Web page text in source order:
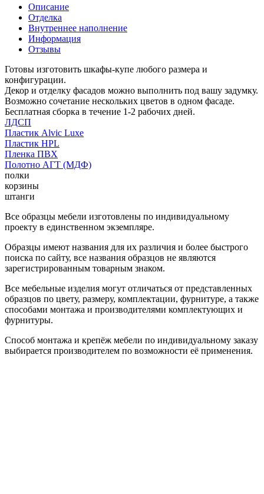
Описание
Отделка
Внутреннее наполнение
Информация
Отзывы
Готовы изготовить шкафы-купе любого размера и
конфигурации.
Декор и отделку фасадов можно выполнить под вашу задумку.
Возможно сочетание нескольких цветов в одном фасаде.
Бесплатная сборка в течение 1-2 рабочих дней.
ЛДСП
Пластик Alvic Luxe
Пластик HPL
Пленка ПВХ
Полотно АГТ (МДФ)
полки
корзины
штанги
Все образцы мебели изготовлены по индивидуальному
проекту в единственном экземпляре.
Образцы имеют названия для их различия и более быстрого
поиска по сайту, все названия образцов не являются
зарегистрированным товарным знаком.
Все мебельные изделия могут отличаться от представленных
образцов по цвету, размеру, комплектации, фурнитуре, а также
способами монтажа и производителями комплектующих и
фурнитуры.
Способ монтажа и крепёж мебели по индивидуальному заказу
выбирается производителем по возможности её применения.